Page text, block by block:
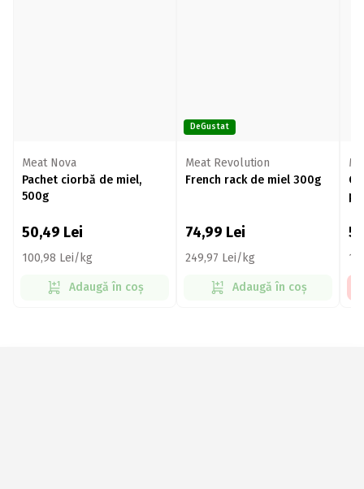
Meat Nova
Pachet ciorbă de miel,
500g
50,49 Lei
100,98 Lei/kg
Adaugă în coș
DeGustat
Meat Revolution
French rack de miel 300g
74,99 Lei
249,97 Lei/kg
Adaugă în coș